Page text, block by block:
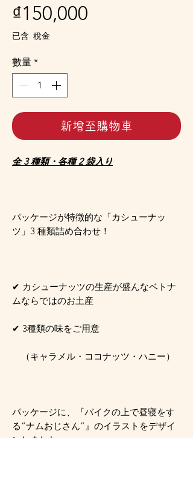
₫150,000
已含 稅金
數量 *
新增至購物車
全 3 種類・各種 2 袋入り
パッケージが特徴的な「カシューナッ
ツ」3 種類詰め合わせ！
✔ カシューナッツの生産が盛んなベトナ
ムならではのお土産
✔ 3種類の味をご用意
（キャラメル・ココナッツ・ハニー）
パッケージに、『バイクの上で昼寝をす
る“ナムおじさん”』のイラストをデザイ
ンしました。